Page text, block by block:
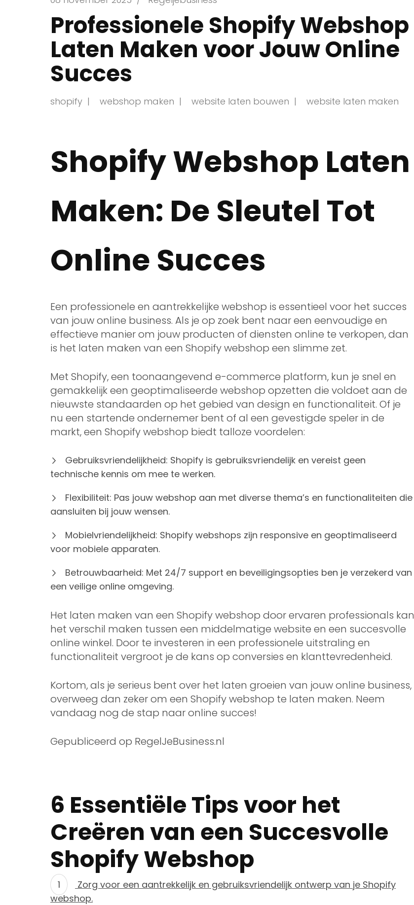
Professionele Shopify Webshop
Laten Maken voor Jouw Online
Succes
shopify webshop maken website laten bouwen website laten maken
Shopify Webshop Laten
Maken: De Sleutel Tot
Online Succes
Een professionele en aantrekkelijke webshop is essentieel voor het succes
van jouw online business. Als je op zoek bent naar een eenvoudige en
effectieve manier om jouw producten of diensten online te verkopen, dan
is het laten maken van een Shopify webshop een slimme zet.
Met Shopify, een toonaangevend e-commerce platform, kun je snel en
gemakkelijk een geoptimaliseerde webshop opzetten die voldoet aan de
nieuwste standaarden op het gebied van design en functionaliteit. Of je
nu een startende ondernemer bent of al een gevestigde speler in de
markt, een Shopify webshop biedt talloze voordelen:
Gebruiksvriendelijkheid: Shopify is gebruiksvriendelijk en vereist geen
technische kennis om mee te werken.
Flexibiliteit: Pas jouw webshop aan met diverse thema’s en functionaliteiten die
aansluiten bij jouw wensen.
Mobielvriendelijkheid: Shopify webshops zijn responsive en geoptimaliseerd
voor mobiele apparaten.
Betrouwbaarheid: Met 24/7 support en beveiligingsopties ben je verzekerd van
een veilige online omgeving.
Het laten maken van een Shopify webshop door ervaren professionals kan
het verschil maken tussen een middelmatige website en een succesvolle
online winkel. Door te investeren in een professionele uitstraling en
functionaliteit vergroot je de kans op conversies en klanttevredenheid.
Kortom, als je serieus bent over het laten groeien van jouw online business,
overweeg dan zeker om een Shopify webshop te laten maken. Neem
vandaag nog de stap naar online succes!
Gepubliceerd op RegelJeBusiness.nl
6 Essentiële Tips voor het
Creëren van een Succesvolle
Shopify Webshop
Zorg voor een aantrekkelijk en gebruiksvriendelijk ontwerp van je Shopify
webshop.